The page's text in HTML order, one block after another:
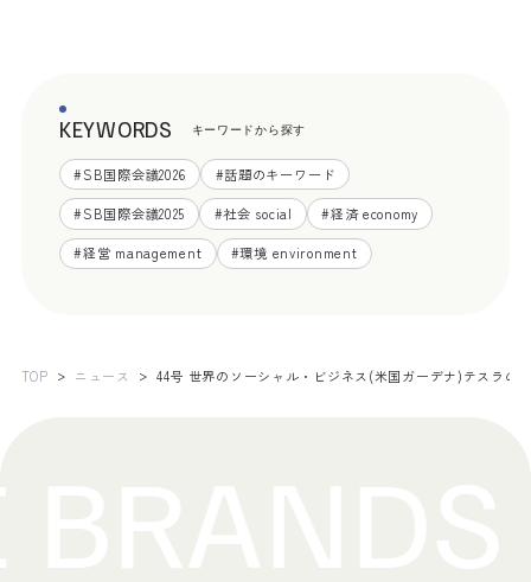
KEYWORDS キーワードから探す
#SB国際会議2026 #話題のキーワード
#SB国際会議2025 #社会 social #経済 economy
#経営 management #環境 environment
TOP ニュース 44号 世界のソーシャル・ビジネス(米国ガーデナ)テスラの